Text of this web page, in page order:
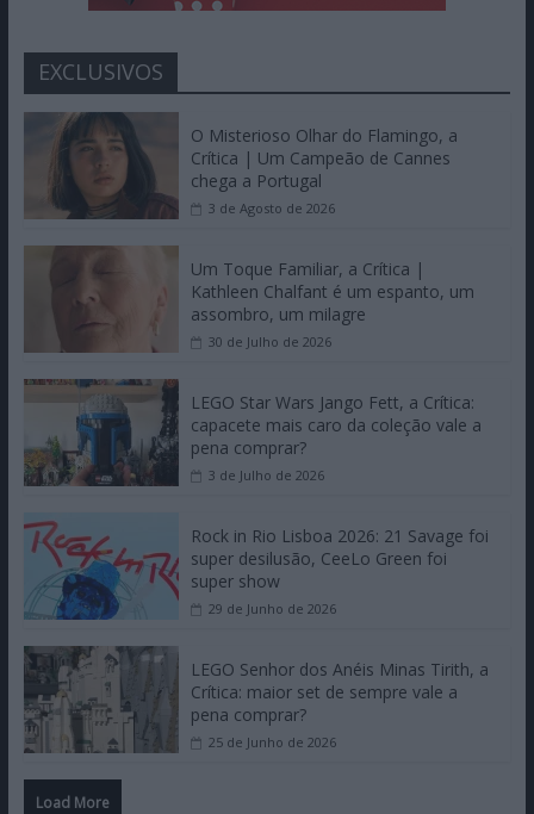
EXCLUSIVOS
O Misterioso Olhar do Flamingo, a
Crítica | Um Campeão de Cannes
chega a Portugal
3 de Agosto de 2026
Um Toque Familiar, a Crítica |
Kathleen Chalfant é um espanto, um
assombro, um milagre
30 de Julho de 2026
LEGO Star Wars Jango Fett, a Crítica:
capacete mais caro da coleção vale a
pena comprar?
3 de Julho de 2026
Rock in Rio Lisboa 2026: 21 Savage foi
super desilusão, CeeLo Green foi
super show
29 de Junho de 2026
LEGO Senhor dos Anéis Minas Tirith, a
Crítica: maior set de sempre vale a
pena comprar?
25 de Junho de 2026
Load More